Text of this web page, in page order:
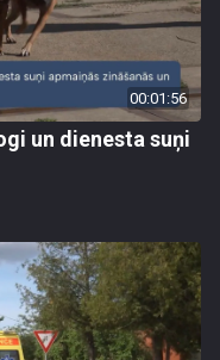
00:01:56
un dienesta suņi